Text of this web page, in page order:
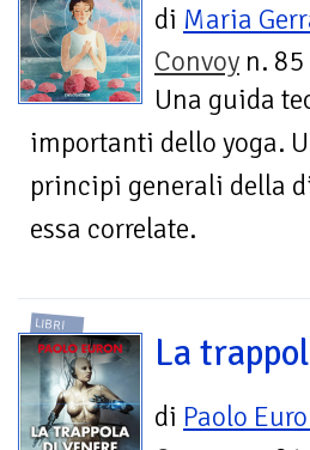
di Maria
Convoy n.
Una guida
importanti dello yoga.
principi generali della
essa correlate.
LIBRI
La
di Paolo